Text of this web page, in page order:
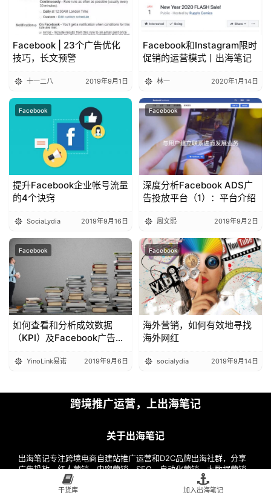
Facebook | 23个广告优化
技巧，长文预警
十一二八 2019年9月1日
Facebook和Instagram限时
促销的运营模式丨出海笔记
林一 2020年1月14日
Facebook
提升Facebook企业帐号流量
的4个诀窍
SociaLydia 2019年9月16日
Facebook
深度分析Facebook ADS广
告投放平台（1）：平台介绍
周文熙 2019年9月2日
Facebook
如何查看和分析成效数据
（KPI）及Facebook广告优
YinoLink易诺 2019年9月6日
Facebook
海外营销，如何有效地寻找
海外网红
socialydia 2019年9月14日
跨境推广运营，上出海笔记
关于出海笔记
出海笔记专注跨境电商自建站推广运营和D2C品牌出海社群，分享
广告投放，红人营销，内容营销，SEO，自动化营销，大数据营销
等出海一线负责人实战干货，跨境电商流量操盘手交流集中地，垂
直的出海推广和运营学习交流平台。
干货库 加入出海笔记